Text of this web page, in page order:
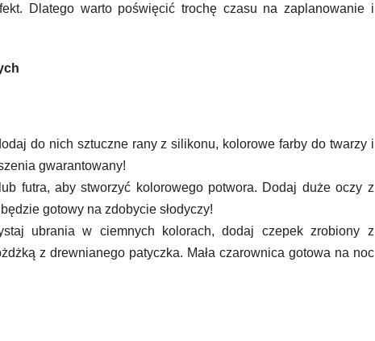
Dlatego warto poświęcić trochę czasu na zaplanowanie i
do nich sztuczne rany z silikonu, kolorowe farby do twarzy i
gwarantowany!
futra, aby stworzyć kolorowego potwora. Dodaj duże oczy z
gotowy na zdobycie słodyczy!
ubrania w ciemnych kolorach, dodaj czepek zrobiony z
z drewnianego patyczka. Mała czarownica gotowa na noc